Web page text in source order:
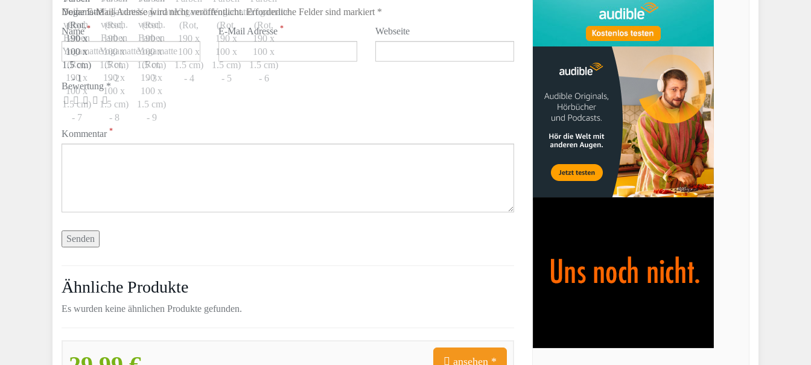
Deine E-Mail-Adresse wird nicht veröffentlicht. Erforderliche Felder sind markiert *
Name* E-Mail Adresse * Webseite
Bewertung *
Kommentar *
Ähnliche Produkte
Es wurden keine ähnlichen Produkte gefunden.
ansehen *